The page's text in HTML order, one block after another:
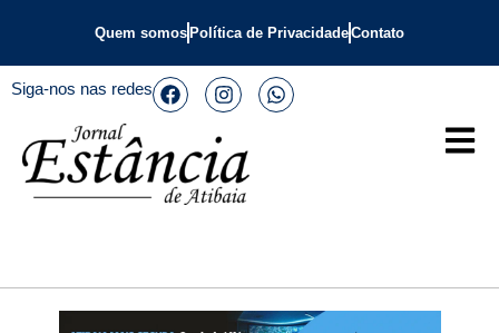
Quem somos Política de PrivacidadeContato
Siga-nos nas redes